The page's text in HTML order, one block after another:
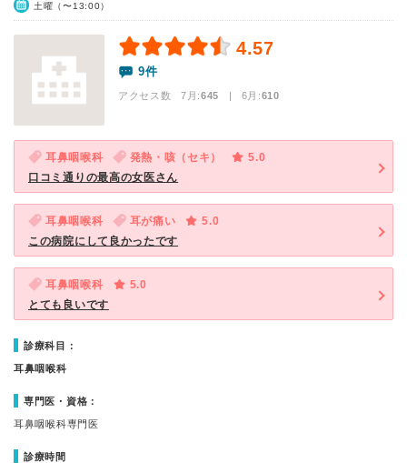
土曜（〜13:00）
4.57
9件
アクセス数 7月:645 | 6月:610
耳鼻咽喉科 発熱・咳（セキ）
5.0
口コミ通りの最高の女医さん
耳鼻咽喉科 耳が痛い
5.0
この病院にして良かったです
耳鼻咽喉科
5.0
とても良いです
診療科目：
耳鼻咽喉科
専門医・資格：
耳鼻咽喉科専門医
診療時間